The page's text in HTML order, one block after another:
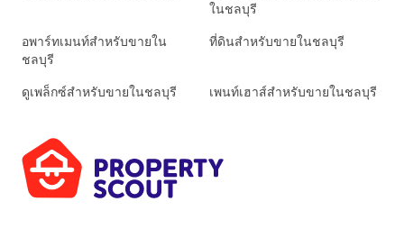
ในชลบุรี
อพาร์ทเมนท์สำหรับขายใน
ชลบุรี
ที่ดินสำหรับขายในชลบุรี
ดูเพล็กซ์สำหรับขายในชลบุรี เพนท์เฮาส์สำหรับขายในชลบุรี